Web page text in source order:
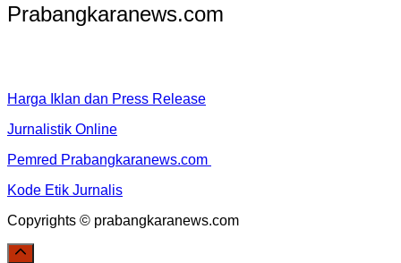
Prabangkaranews.com
Harga Iklan dan Press Release
Jurnalistik Online
Pemred Prabangkaranews.com
Kode Etik Jurnalis
Copyrights © prabangkaranews.com